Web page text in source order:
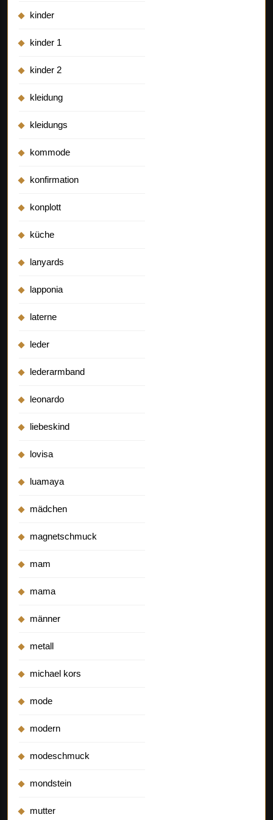
kinder
kinder 1
kinder 2
kleidung
kleidungs
kommode
konfirmation
konplott
küche
lanyards
lapponia
laterne
leder
lederarmband
leonardo
liebeskind
lovisa
luamaya
mädchen
magnetschmuck
mam
mama
männer
metall
michael kors
mode
modern
modeschmuck
mondstein
mutter